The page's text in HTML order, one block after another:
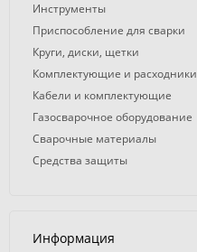
Инструменты
Приспособление для сварки
Круги, диски, щетки
Комплектующие и расходники
Кабели и комплектующие
Газосварочное оборудование
Сварочные материалы
Средства защиты
Информация